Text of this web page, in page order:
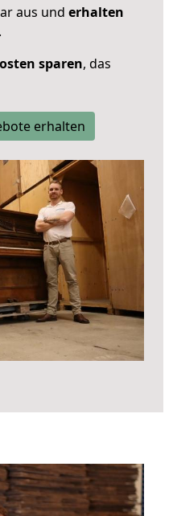
aus und erhalten
.
sparen, das
erhalten